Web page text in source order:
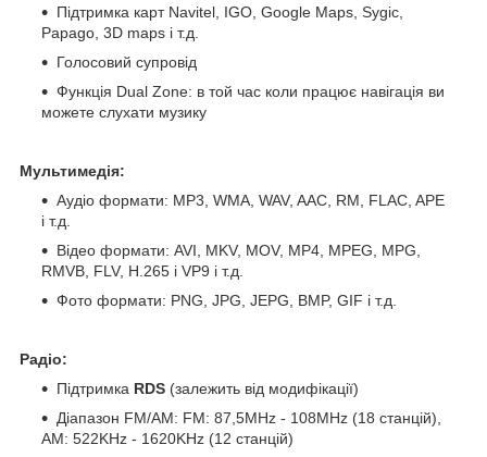
Підтримка карт Navitel, IGO, Google Maps, Sygic,
Papago, 3D maps і т.д.
Голосовий супровід
Функція Dual Zone: в той час коли працює навігація ви
можете слухати музику
Мультимедія:
Аудіо формати: MP3, WMA, WAV, AAC, RM, FLAC, APE
і т.д.
Відео формати: AVI, MKV, MOV, MP4, MPEG, MPG,
RMVB, FLV, H.265 і VP9 і т.д.
Фото формати: PNG, JPG, JEPG, BMP, GIF і т.д.
Радіо:
Підтримка RDS (залежить від модифікації)
Діапазон FM/AM: FM: 87,5MHz - 108MHz (18 станцій),
АМ: 522KHz - 1620KHz (12 станцій)